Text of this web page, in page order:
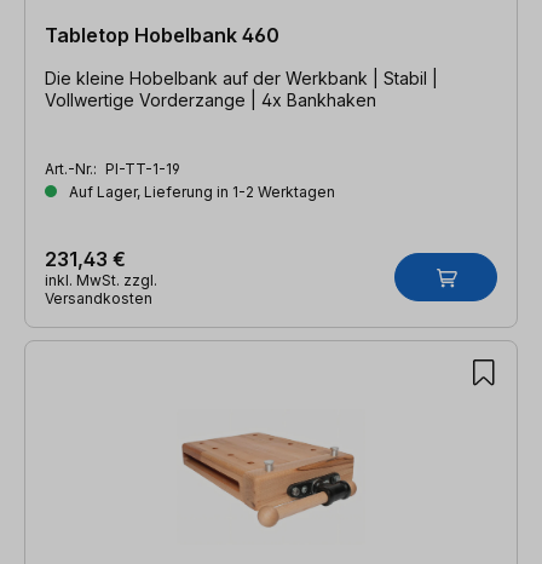
Tabletop Hobelbank 460
Die kleine Hobelbank auf der Werkbank | Stabil |
Vollwertige Vorderzange | 4x Bankhaken
Art.-Nr.: PI-TT-1-19
Auf Lager, Lieferung in 1-2 Werktagen
231,43 €
inkl. MwSt. zzgl.
Versandkosten